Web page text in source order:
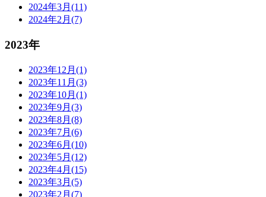
2024年3月(11)
2024年2月(7)
2023年
2023年12月(1)
2023年11月(3)
2023年10月(1)
2023年9月(3)
2023年8月(8)
2023年7月(6)
2023年6月(10)
2023年5月(12)
2023年4月(15)
2023年3月(5)
2023年2月(7)